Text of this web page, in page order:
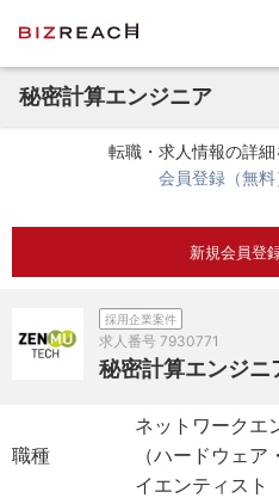
秘密計算エンジニア
転職・求人情報の詳
会員登録（無料
新規会員登
採用企業案件
求人番号 7930771
秘密計算エンジニ
職種
ネットワークエ
（ハードウェ
イエンティスト